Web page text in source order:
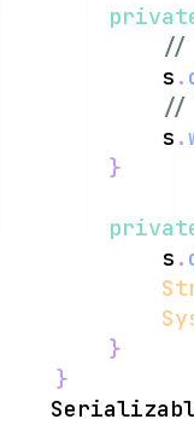
//
	    s
.
//
	    s
.
}
		s
.
}
}